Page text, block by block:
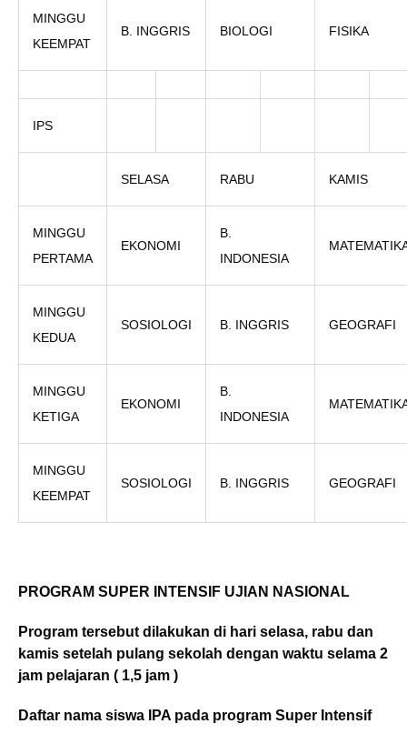
MINGGU
KEEMPAT
B. INGGRIS BIOLOGI FISIKA
IPS
SELASA RABU KAMIS
MINGGU
PERTAMA
EKONOMI
B.
INDONESIA
MINGGU
KEDUA
SOSIOLOGI B. INGGRIS GEOGRAFI
MINGGU
KETIGA
EKONOMI
B.
INDONESIA
MINGGU
KEEMPAT
SOSIOLOGI B. INGGRIS GEOGRAFI
PROGRAM SUPER INTENSIF UJIAN NASIONAL
Program tersebut dilakukan di hari selasa, rabu dan
kamis setelah pulang sekolah dengan waktu selama 2
jam pelajaran ( 1,5 jam )
Daftar nama siswa IPA pada program Super Intensif